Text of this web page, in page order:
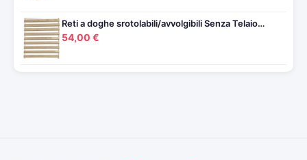
Reti a doghe srotolabili/avvolgibili Senza Telaio…
54,00 €